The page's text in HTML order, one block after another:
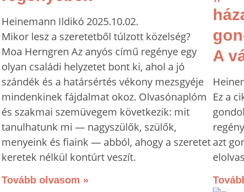
Heinemann Ildikó 2025.10.02.
Mikor lesz a szeretetből túlzott közelség?
Moa Herngren Az anyós című regénye egy
olyan családi helyzetet bont ki, ahol a jó
szándék és a határsértés vékony mezsgyéje
mindenkinek fájdalmat okoz. Olvasónaplóm
és szakmai szemüvegem következik: mit
tanulhatunk mi — nagyszülők, szülők,
menyeink és fiaink — abból, ahogy a szeretet
keretek nélkül kontúrt veszít.
Tovább olvasom »
A
Ez a
azt